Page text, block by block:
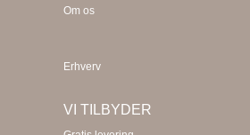
Om os
Erhverv
VI TILBYDER